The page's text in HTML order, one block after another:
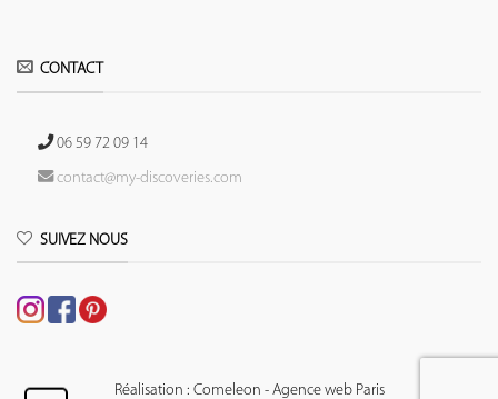
CONTACT
06 59 72 09 14
contact@my-discoveries.com
SUIVEZ NOUS
Réalisation : Comeleon - Agence web Paris